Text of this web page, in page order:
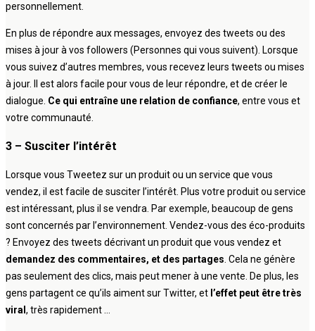
personnellement.
En plus de répondre aux messages, envoyez des tweets ou des
mises à jour à vos followers (Personnes qui vous suivent). Lorsque
vous suivez d’autres membres, vous recevez leurs tweets ou mises
à jour. Il est alors facile pour vous de leur répondre, et de créer le
dialogue. Ce qui entraîne une relation de confiance, entre vous et
votre communauté.
3 – Susciter l’intérêt
Lorsque vous Tweetez sur un produit ou un service que vous
vendez, il est facile de susciter l’intérêt. Plus votre produit ou service
est intéressant, plus il se vendra. Par exemple, beaucoup de gens
sont concernés par l’environnement. Vendez-vous des éco-produits
? Envoyez des tweets décrivant un produit que vous vendez et
demandez des commentaires, et des partages . Cela ne génère
pas seulement des clics, mais peut mener à une vente. De plus, les
gens partagent ce qu’ils aiment sur Twitter, et l’effet peut être très
viral , très rapidement …